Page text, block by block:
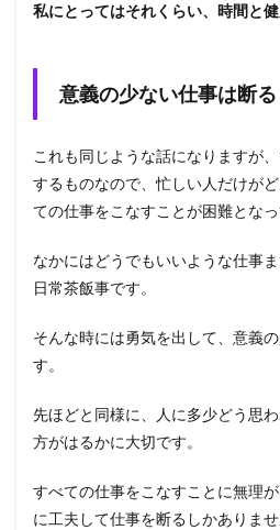
私にとってはそれくらい、時間と健
意義の少ない仕事は断る
これも同じような話になりますが
するものなので、忙しい人だけが
ての仕事をこなすことが困難となっ
なかにはどうでもいいような仕事
日常茶飯事です。
そんな時には勇気を出して、意義
す。
先ほどと同様に、人に多少どう思
方がはるかに大切です。
すべての仕事をこなすことに無理
に工夫して仕事を断るしかありませ